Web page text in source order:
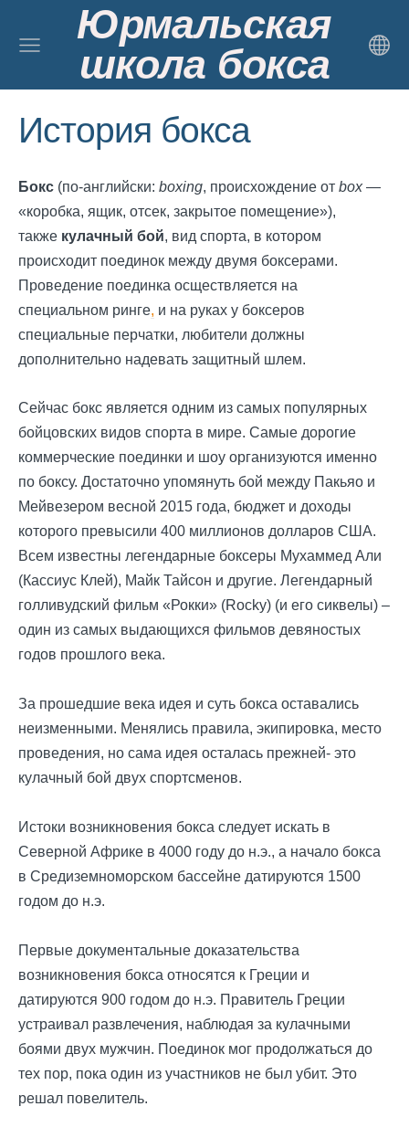
Юрмальская
школа бокса
История бокса
Бокс (по-английски: boxing, происхождение от box —
«коробка, ящик, отсек, закрытое помещение»),
также кулачный бой, вид спорта, в котором
происходит поединок между двумя боксерами.
Проведение поединка осществляется на
специальном ринге, и на руках у боксеров
специальные перчатки, любители должны
дополнительно надевать защитный шлем.
Сейчас бокс является одним из самых популярных
бойцовских видов спорта в мире. Самые дорогие
коммерческие поединки и шоу организуются именно
по боксу. Достаточно упомянуть бой между Пакьяо и
Мейвезером весной 2015 года, бюджет и доходы
которого превысили 400 миллионов долларов США.
Всем известны легендарные боксеры Мухаммед Али
(Кассиус Клей), Майк Тайсон и другие. Легендарный
голливудский фильм «Рокки» (Rocky) (и его сиквелы) –
один из самых выдающихся фильмов девяностых
годов прошлого века.
За прошедшие века идея и суть бокса оставались
неизменными. Менялись правила, экипировка, место
проведения, но сама идея осталась прежней- это
кулачный бой двух спортсменов.
Истоки возникновения бокса следует искать в
Северной Африке в 4000 году до н.э., а начало бокса
в Средиземноморском бассейне датируются 1500
годом до н.э.
Первые документальные доказательства
возникновения бокса относятся к Греции и
датируются 900 годом до н.э. Правитель Греции
устраивал развлечения, наблюдая за кулачными
боями двух мужчин. Поединок мог продолжаться до
тех пор, пока один из участников не был убит. Это
решал повелитель.